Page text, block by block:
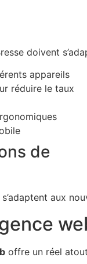
doivent
appareils
réduire le taux
de
aux
offre un réel